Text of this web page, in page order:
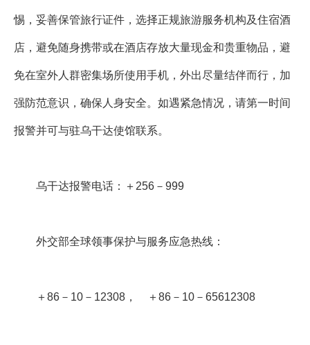
惕，妥善保管旅行证件，选择正规旅游服务机构及住宿酒
店，避免随身携带或在酒店存放大量现金和贵重物品，避
免在室外人群密集场所使用手机，外出尽量结伴而行，加
强防范意识，确保人身安全。如遇紧急情况，请第一时间
报警并可与驻乌干达使馆联系。
乌干达报警电话：＋256－999
外交部全球领事保护与服务应急热线：
＋86－10－12308， ＋86－10－65612308